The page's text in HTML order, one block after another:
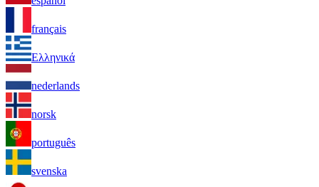
français
Ελληνικά
nederlands
norsk
português
svenska